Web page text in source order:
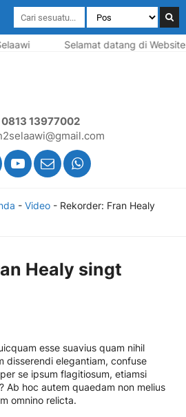
Selamat datang di Website
0813 13977002
- Video- Rekorder: Fran Healy
Healy singt
esse suavius quam nihil
disserendi elegantiam, confuse
se ipsum flagitiosum, etiamsi
Ab hoc autem quaedam non melius
omnino relicta.